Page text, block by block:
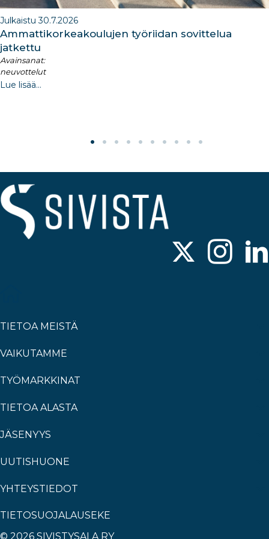
Julkaistu 30.7.2026
Ammattikorkeakoulujen työriidan sovittelua
jatkettu
Avainsanat:
neuvottelut
Lue lisää...
TIETOA MEISTÄ
VAIKUTAMME
TYÖMARKKINAT
TIETOA ALASTA
JÄSENYYS
UUTISHUONE
YHTEYSTIEDOT
TIETOSUOJALAUSEKE
© 2026 SIVISTYSALA RY